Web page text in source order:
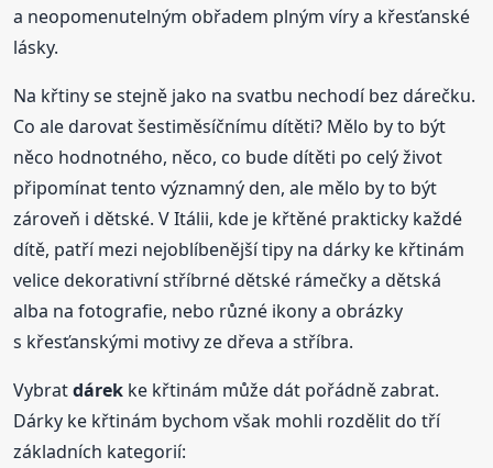
a neopomenutelným obřadem plným víry a křesťanské
lásky.
Na křtiny se stejně jako na svatbu nechodí bez dárečku.
Co ale darovat šestiměsíčnímu dítěti? Mělo by to být
něco hodnotného, něco, co bude dítěti po celý život
připomínat tento významný den, ale mělo by to být
zároveň i dětské. V Itálii, kde je křtěné prakticky každé
dítě, patří mezi nejoblíbenější tipy na dárky ke křtinám
velice dekorativní stříbrné dětské rámečky a dětská
alba na fotografie, nebo různé ikony a obrázky
s křesťanskými motivy ze dřeva a stříbra.
Vybratdárek ke křtinám může dát pořádně zabrat.
Dárky ke křtinám bychom však mohli rozdělit do tří
základních kategorií: